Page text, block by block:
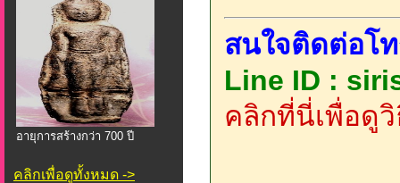
อายุการสร้างกว่า 700 ปี
คลิกเพื่อดูทั้งหมด ->
สนใจติดต่อโ
Line ID :
คลิกที่นี่เพื่อดูวิ